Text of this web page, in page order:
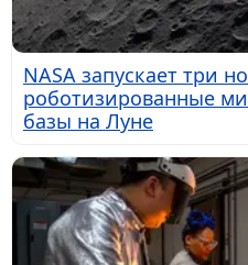
NASA запускает три
роботизированные
базы на Луне